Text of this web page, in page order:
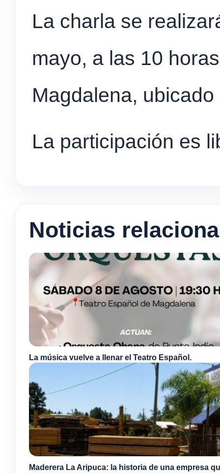
La charla se
mayo, a las 10
Magdalena,
La participación es
Noticias
La música vuelve a llenar el Teatro Español.
Maderera La Aripuca: la historia de una empresa